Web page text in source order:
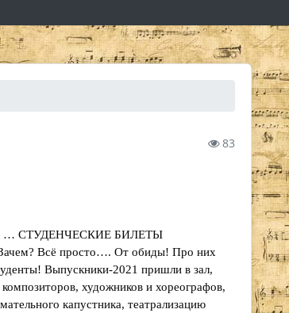
83
и … СТУДЕНЧЕСКИЕ БИЛЕТЫ
Всё просто…. От обиды! Про них
Выпускники-2021 пришли в зал,
художников и хореографов,
капустника, театрализацию